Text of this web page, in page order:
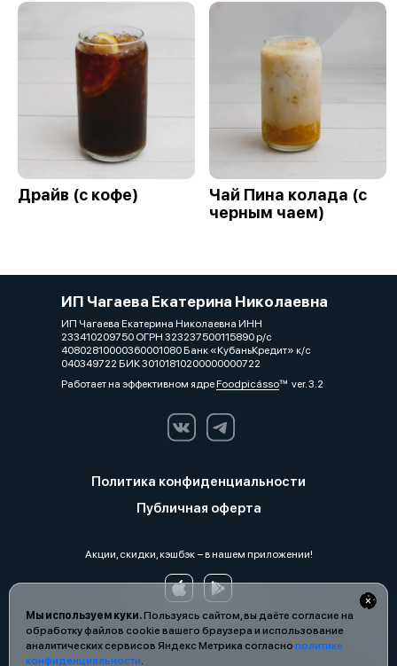
Мы используем куки.Пользуясь сайтом, вы даёте согласие на
обработку файлов cookie вашего браузера и использование
аналитических сервисов Яндекс Метрика согласно политике
конфиденциальности.
Драйв (с кофе)
Чай Пина колада (с
черным чаем)
ИП Чагаева Екатерина Николаевна
ИП Чагаева Екатерина Николаевна ИНН
233410209750 ОГРН 323237500115890 р/с
40802810000360001080 Банк «КубаньКредит» к/с
040349722 БИК 30101810200000000722
Работает на эффективном ядреFoodpicássover. 3.2
Политика конфиденциальности
Публичная оферта
Акции, скидки, кэшбэк − в нашем приложении!